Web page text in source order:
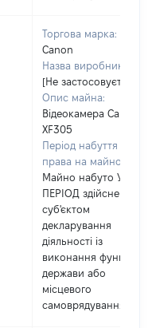
Торгова марка:
Canon
Назва виробника:
[Не застосовується]
Опис майна:
Відеокамера Canon
XF305
Період набуття
права на майно:
Майно набуто У
ПЕРІОД здійснення
суб'єктом
декларування
діяльності із
виконання функцій
держави або
місцевого
самоврядування